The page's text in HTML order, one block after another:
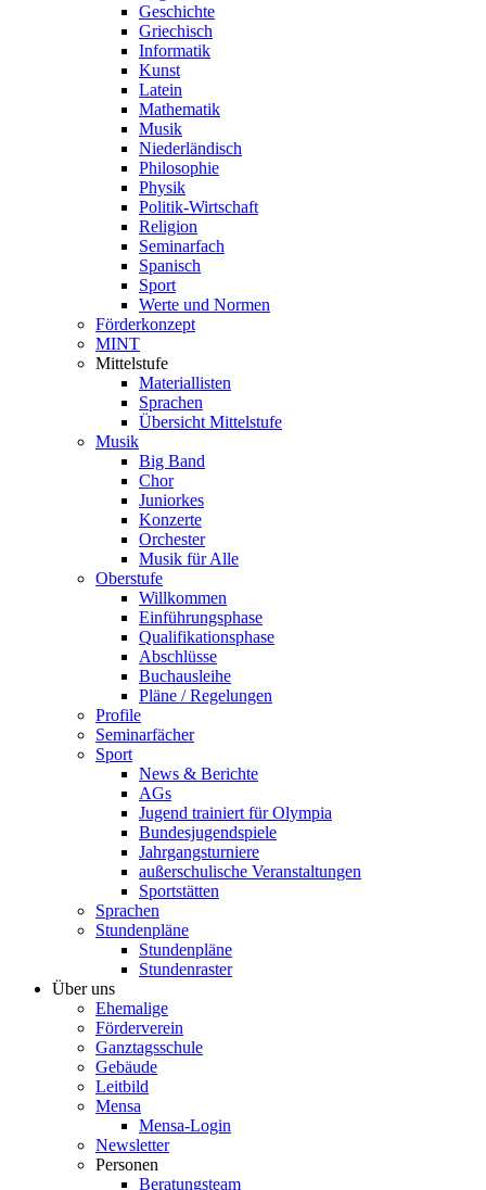
Geschichte
Griechisch
Informatik
Kunst
Latein
Mathematik
Musik
Niederländisch
Philosophie
Physik
Politik-Wirtschaft
Religion
Seminarfach
Spanisch
Sport
Werte und Normen
Förderkonzept
MINT
Mittelstufe
Materiallisten
Sprachen
Übersicht Mittelstufe
Musik
Big Band
Chor
Juniorkes
Konzerte
Orchester
Musik für Alle
Oberstufe
Willkommen
Einführungsphase
Qualifikationsphase
Abschlüsse
Buchausleihe
Pläne / Regelungen
Profile
Seminarfächer
Sport
News & Berichte
AGs
Jugend trainiert für Olympia
Bundesjugendspiele
Jahrgangsturniere
außerschulische Veranstaltungen
Sportstätten
Sprachen
Stundenpläne
Stundenpläne
Stundenraster
Über uns
Ehemalige
Förderverein
Ganztagsschule
Gebäude
Leitbild
Mensa
Mensa-Login
Newsletter
Personen
Beratungsteam